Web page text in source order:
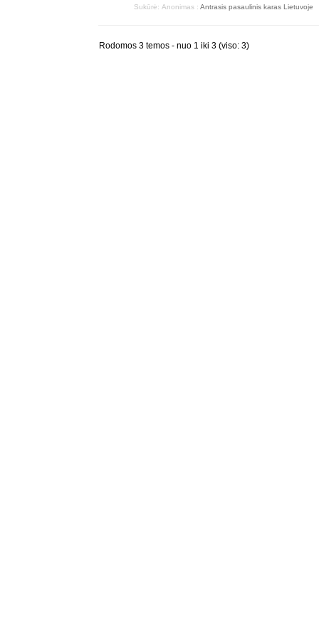
Sukūrė: Anonimas : Antrasis pasaulinis karas Lietuvoje
Rodomos 3 temos - nuo 1 iki 3 (viso: 3)